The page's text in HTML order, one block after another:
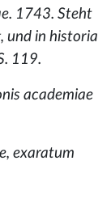
1743. Steht
und in historia
119.
academiae
exaratum